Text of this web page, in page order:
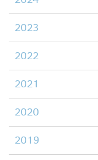
2023
2022
2021
2020
2019